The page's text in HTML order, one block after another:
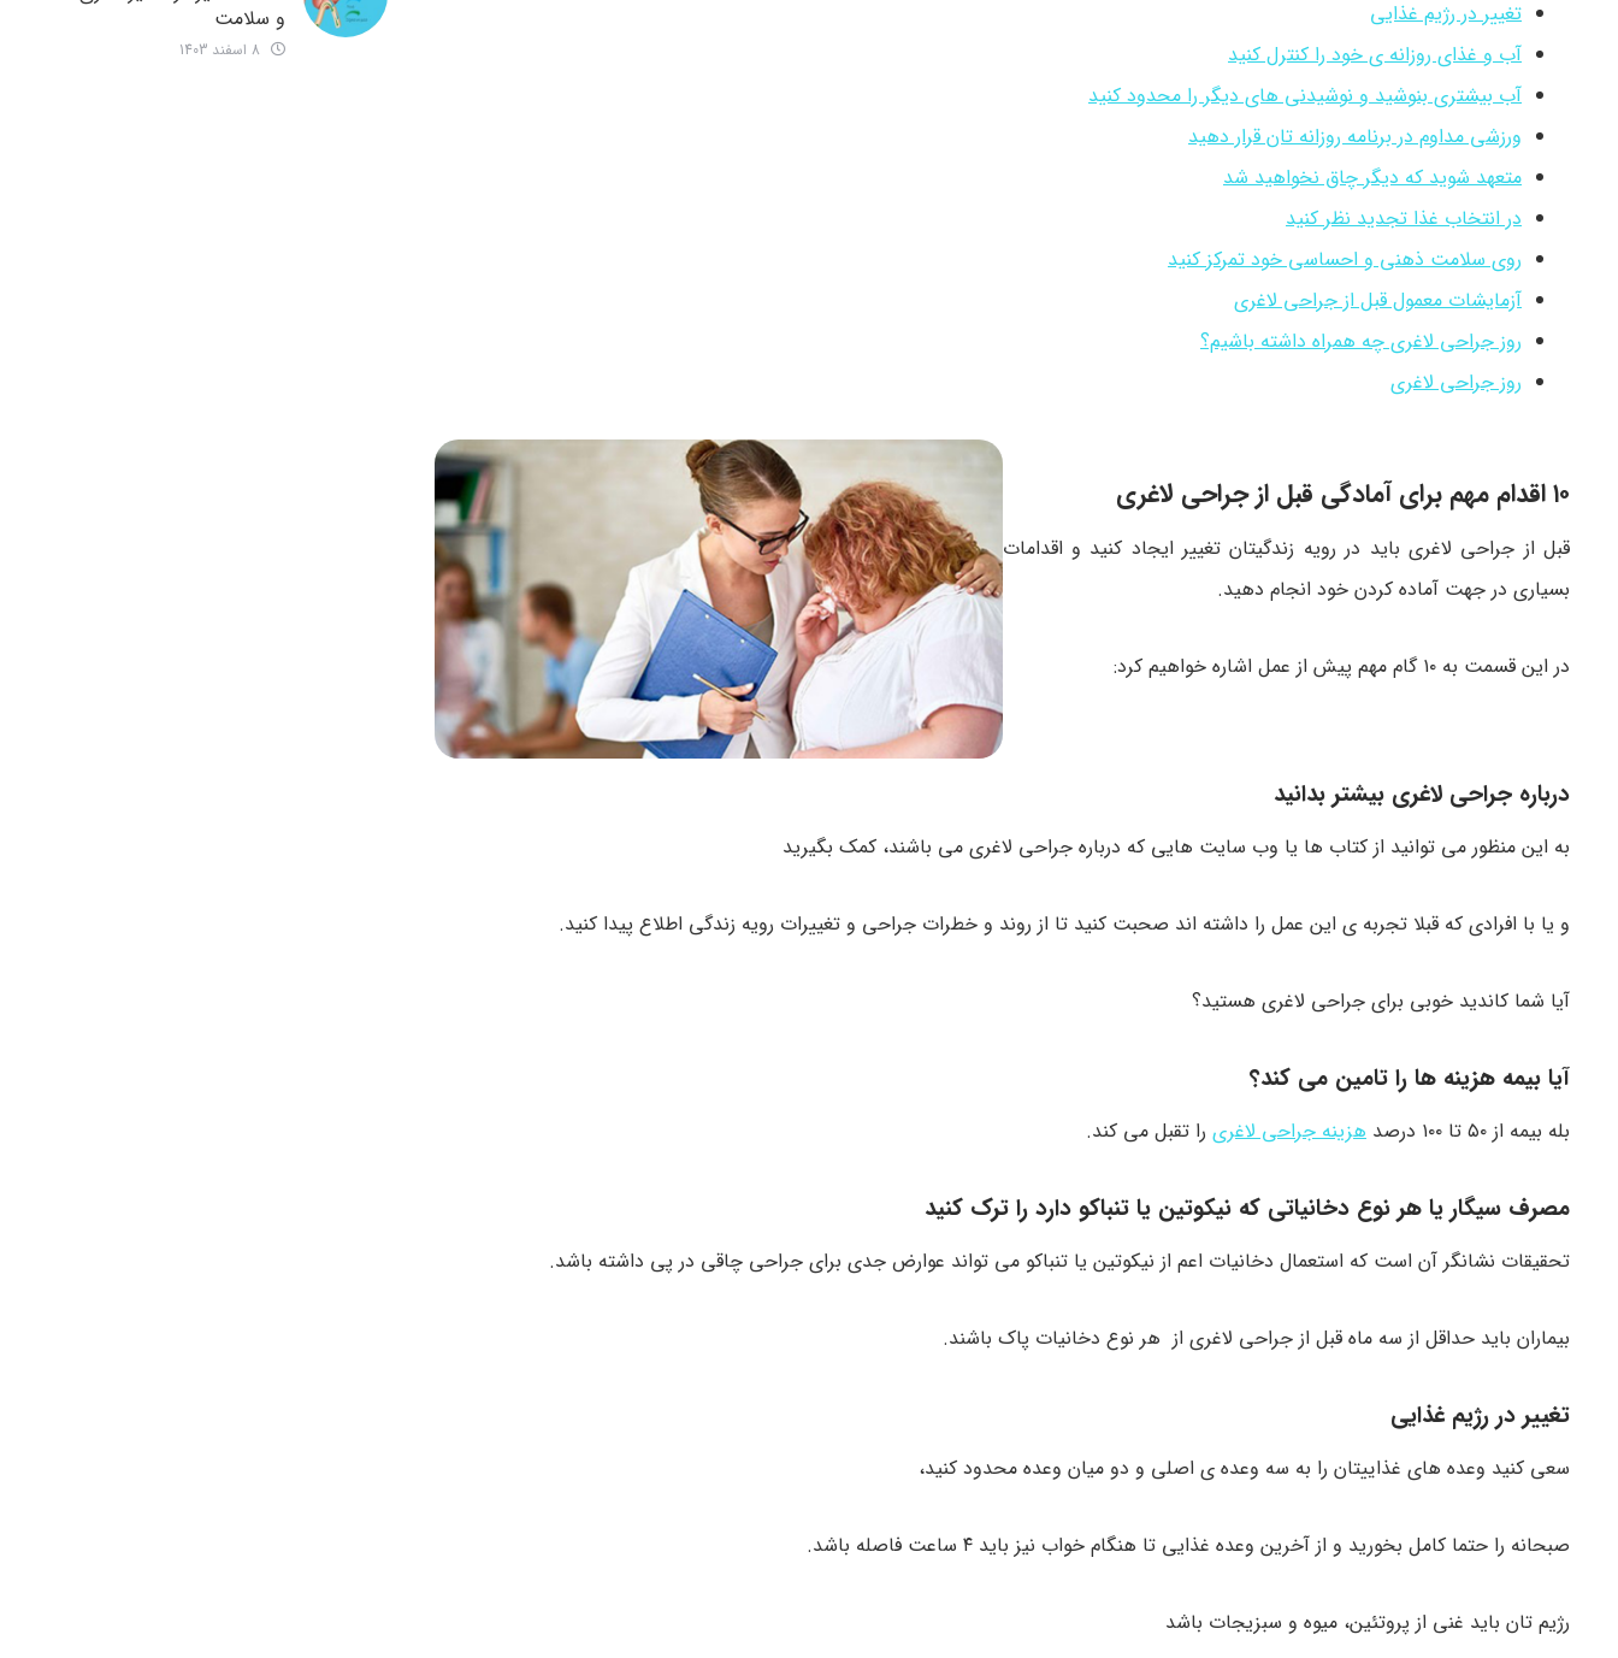
تغییر در رژیم غذایی
آب و غذای روزانه ی خود را کنترل کنید
آب بیشتری بنوشید و نوشیدنی های دیگر را محدود کنید
ورزشی مداوم در برنامه روزانه تان قرار دهید
متعهد شوید که دیگر چاق نخواهید شد
در انتخاب غذا تجدید نظر کنید
روی سلامت ذهنی و احساسی خود تمرکز کنید
آزمایشات معمول قبل از جراحی لاغری
روز جراحی لاغری چه همراه داشته باشیم؟
روز جراحی لاغری
۱۰ اقدام مهم برای آمادگی قبل از جراحی لاغری
قبل از جراحی لاغری باید در رویه زندگیتان تغییر ایجاد کنید و اقدامات
بسیاری در جهت آماده کردن خود انجام دهید.
در این قسمت به ۱۰ گام مهم پیش از عمل اشاره خواهیم کرد:
درباره جراحی لاغری بیشتر بدانید
به این منظور می توانید از کتاب ها یا وب سایت هایی که درباره جراحی لاغری می باشند، کمک بگیرید
و یا با افرادی که قبلا تجربه ی این عمل را داشته اند صحبت کنید تا از روند و خطرات جراحی و تغییرات رویه زندگی اطلاع پیدا کنید.
آیا شما کاندید خوبی برای جراحی لاغری هستید؟
آیا بیمه هزینه ها را تامین می کند؟
بله بیمه از ۵۰ تا ۱۰۰ درصد هزینه جراحی لاغری را تقبل می کند.
مصرف سیگار یا هر نوع دخانیاتی که نیکوتین یا تنباکو دارد را ترک کنید
تحقیقات نشانگر آن است که استعمال دخانیات اعم از نیکوتین یا تنباکو می تواند عوارض جدی برای جراحی چاقی در پی داشته باشد.
بیماران باید حداقل از سه ماه قبل از جراحی لاغری از هر نوع دخانیات پاک باشند.
تغییر در رژیم غذایی
سعی کنید وعده های غذاییتان را به سه وعده ی اصلی و دو میان وعده محدود کنید،
صبحانه را حتما کامل بخورید و از آخرین وعده غذایی تا هنگام خواب نیز باید ۴ ساعت فاصله باشد.
رژیم تان باید غنی از پروتئین، میوه و سبزیجات باشد
و سلامت